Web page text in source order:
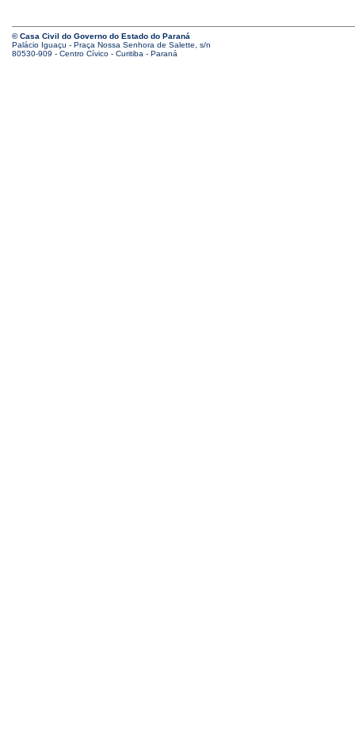
© Casa Civil do Governo do Estado do Paraná
Palácio Iguaçu - Praça Nossa Senhora de Salette, s/n
80530-909 - Centro Cívico - Curitiba - Paraná